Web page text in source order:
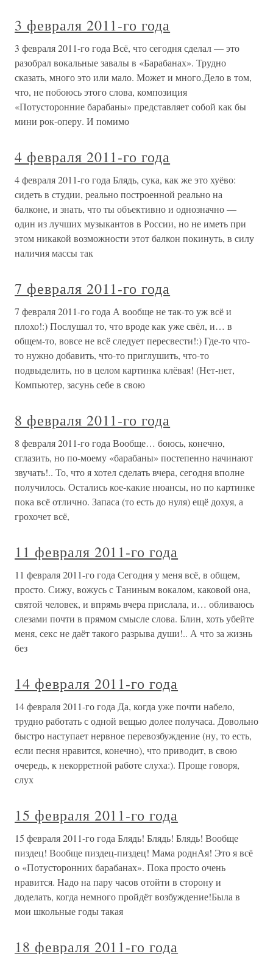
3 февраля 2011-го года
3 февраля 2011-го года Всё, что сегодня сделал — это
разобрал вокальные завалы в «Барабанах». Трудно
сказать, много это или мало. Может и много.Дело в том,
что, не побоюсь этого слова, композиция
«Потусторонние барабаны» представляет собой как бы
мини рок-оперу. И помимо
4 февраля 2011-го года
4 февраля 2011-го года Блядь, сука, как же это хуёво:
сидеть в студии, реально построенной реально на
балконе, и знать, что ты объективно и однозначно —
один из лучших музыкантов в России, но не иметь при
этом никакой возможности этот балкон покинуть, в силу
наличия массы так
7 февраля 2011-го года
7 февраля 2011-го года А вообще не так-то уж всё и
плохо!:) Послушал то, что вроде как уже свёл, и… в
общем-то, вовсе не всё следует пересвести!:) Где-то что-
то нужно добавить, что-то приглушить, что-то
подвыделить, но в целом картинка клёвая! (Нет-нет,
Компьютер, засунь себе в свою
8 февраля 2011-го года
8 февраля 2011-го года Вообще… боюсь, конечно,
сглазить, но по-моему «барабаны» постепенно начинают
звучать!.. То, что я хотел сделать вчера, сегодня вполне
получилось. Остались кое-какие нюансы, но по картинке
пока всё отлично. Запаса (то есть до нуля) ещё дохуя, а
грохочет всё,
11 февраля 2011-го года
11 февраля 2011-го года Сегодня у меня всё, в общем,
просто. Сижу, вожусь с Таниным вокалом, каковой она,
святой человек, и впрямь вчера прислала, и… обливаюсь
слезами почти в прямом смысле слова. Блин, хоть убейте
меня, секс не даёт такого разрыва души!.. А что за жизнь
без
14 февраля 2011-го года
14 февраля 2011-го года Да, когда уже почти набело,
трудно работать с одной вещью долее получаса. Довольно
быстро наступает нервное перевозбуждение (ну, то есть,
если песня нравится, конечно), что приводит, в свою
очередь, к некорретной работе слуха:). Проще говоря,
слух
15 февраля 2011-го года
15 февраля 2011-го года Блядь! Блядь! Блядь! Вообще
пиздец! Вообще пиздец-пиздец! Мама роднАя! Это я всё
о «Потусторонних барабанах». Пока просто очень
нравится. Надо на пару часов отойти в сторону и
доделать, когда немного пройдёт возбуждение!Была в
мои школьные годы такая
18 февраля 2011-го года